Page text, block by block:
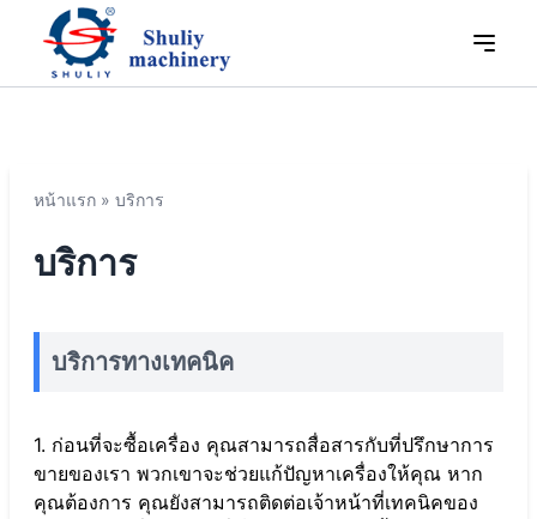
หน้าแรก » บริการ
บริการ
บริการทางเทคนิค
1. ก่อนที่จะซื้อเครื่อง คุณสามารถสื่อสารกับที่ปรึกษาการ
ขายของเรา พวกเขาจะช่วยแก้ปัญหาเครื่องให้คุณ หาก
คุณต้องการ คุณยังสามารถติดต่อเจ้าหน้าที่เทคนิคของ